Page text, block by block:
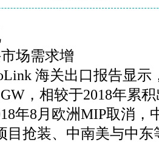
场需求增
海关出口报告显示
，相较于2018年累
年8月欧洲MIP取消，
目抢装、中南美与中